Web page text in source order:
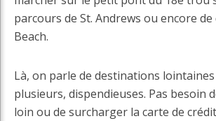
parcours de St. Andrews ou encore
Beach.
Là, on parle de destinations
plusieurs, dispendieuses. Pas besoin
loin ou de surcharger la carte de